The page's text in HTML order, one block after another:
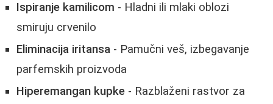
Ispiranje kamilicom - Hladni ili mlaki oblozi
smiruju crvenilo
Eliminacija iritansa - Pamučni veš, izbegavanje
parfemskih proizvoda
Hiperemangan kupke - Razblaženi rastvor za